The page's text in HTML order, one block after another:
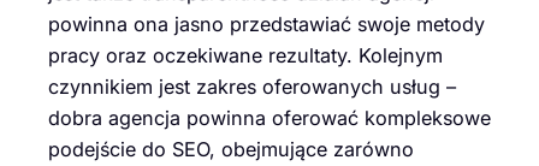
powinna ona jasno przedstawiać swoje metody
pracy oraz oczekiwane rezultaty. Kolejnym
czynnikiem jest zakres oferowanych usług –
dobra agencja powinna oferować kompleksowe
podejście do SEO, obejmujące zarówno